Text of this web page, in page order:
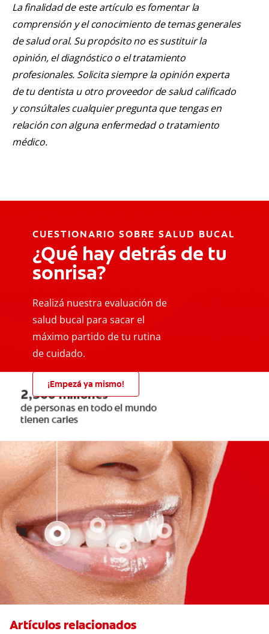
La finalidad de este artículo es fomentar la
comprensión y el conocimiento de temas generales
de salud oral. Su propósito no es sustituir la
opinión, el diagnóstico o el tratamiento
profesionales. Solicita siempre la opinión experta
de tu dentista u otro proveedor de salud calificado
y consúltales cualquier pregunta que tengas en
relación con alguna enfermedad o tratamiento
médico.
CUESTIONARIO SOBRE SALUD BUCAL
¿Qué hay detrás de tu
sonrisa?
Realizá nuestra evaluación de
salud bucal para sacar el
máximo partido de tu rutina
de cuidado.
¡Empezá ya mismo!
Artículos relacionados